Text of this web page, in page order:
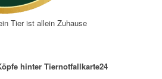
hinter Tiernotfallkarte24